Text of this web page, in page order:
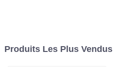
Produits Les Plus Vendus